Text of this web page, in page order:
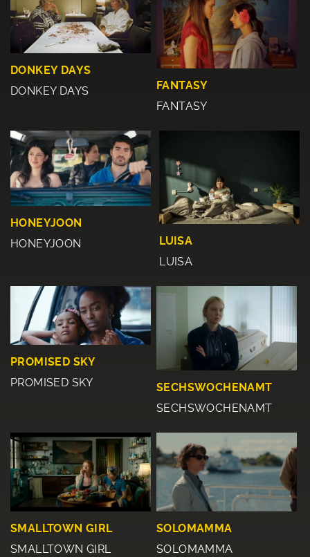
DONKEY DAYS
DONKEY DAYS
FANTASY
FANTASY
HONEYJOON
HONEYJOON
LUISA
LUISA
PROMISED SKY
PROMISED SKY
SECHSWOCHENAMT
SECHSWOCHENAMT
SMALLTOWN GIRL
SMALLTOWN GIRL
SOLOMAMMA
SOLOMAMMA